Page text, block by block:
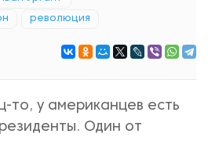
революция
то, у американцев есть
Один от